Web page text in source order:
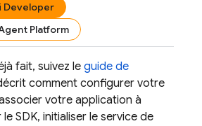
Developer
Platform
fait, suivez le guide de
comment configurer votre
votre application à
SDK, initialiser le service de